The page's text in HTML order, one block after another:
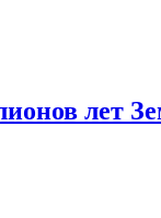
лет